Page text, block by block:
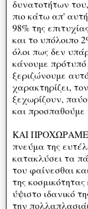
δυνατοτήτων
πιο κάτω απ'
98% της
και το υπόλοιπο
όλοι πως δεν
κάνουμε
ξεριζώνουμε
χαρακτηρίζει,
ξεχωρίζουν,
και
ΚΑΙ ΠΡΟΧΩΡΑΜΕ.
πνεύμα της
κατακλύσει τα
του φαίνεσθαι
της
ύψιστο ιδανικό
την